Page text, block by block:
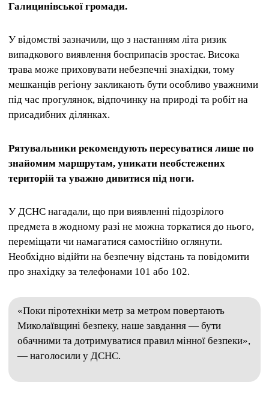
Галицинівської громади.
У відомстві зазначили, що з настанням літа ризик
випадкового виявлення боєприпасів зростає. Висока
трава може приховувати небезпечні знахідки, тому
мешканців регіону закликають бути особливо уважними
під час прогулянок, відпочинку на природі та робіт на
присадибних ділянках.
Рятувальники рекомендують пересуватися лише по
знайомим маршрутам, уникати необстежених
територій та уважно дивитися під ноги.
У ДСНС нагадали, що при виявленні підозрілого
предмета в жодному разі не можна торкатися до нього,
переміщати чи намагатися самостійно оглянути.
Необхідно відійти на безпечну відстань та повідомити
про знахідку за телефонами 101 або 102.
«Поки піротехніки метр за метром повертають
Миколаївщині безпеку, наше завдання — бути
обачними та дотримуватися правил мінної безпеки»,
— наголосили у ДСНС.